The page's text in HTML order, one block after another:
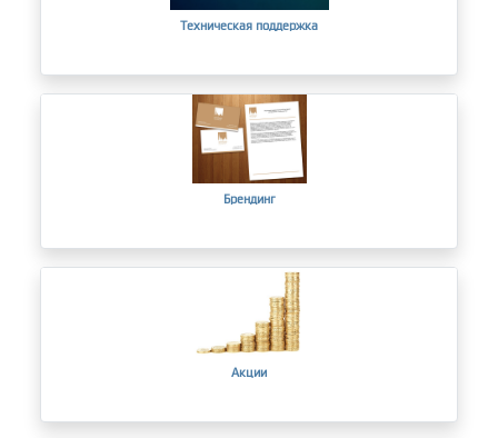
Техническая поддержка
Брендинг
Акции